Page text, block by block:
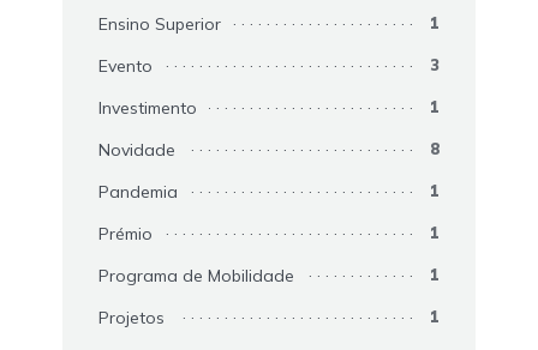
Ensino Superior 1
Evento 3
Investimento 1
Novidade 8
Pandemia 1
Prémio 1
Programa de Mobilidade 1
Projetos 1